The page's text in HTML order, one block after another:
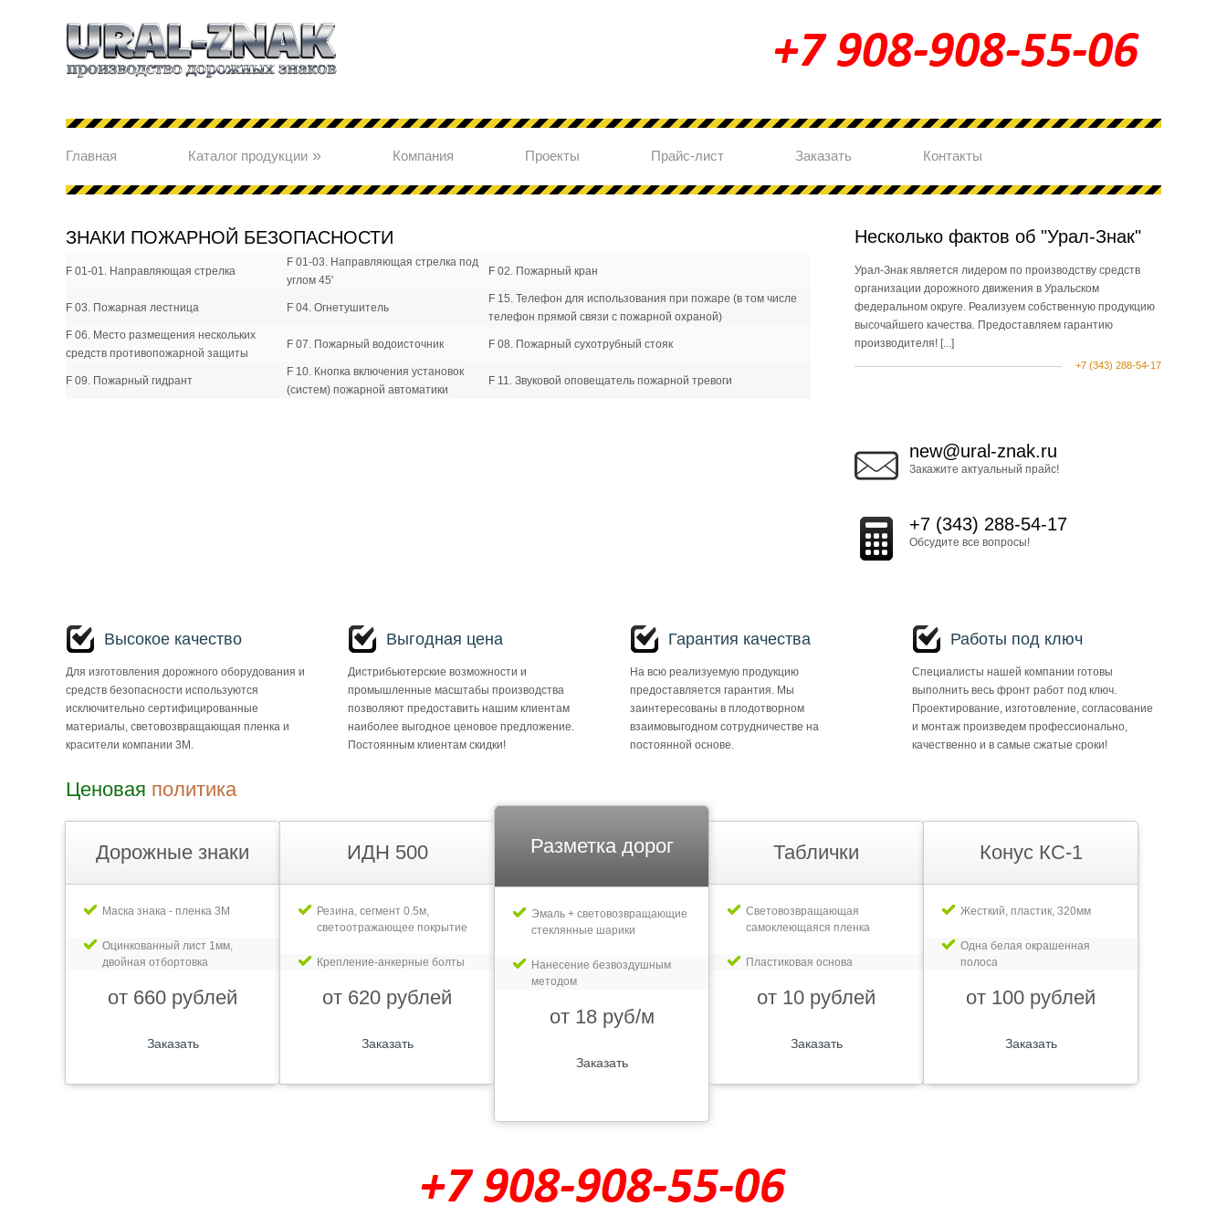
Главная Каталог продукции » Компания Проекты Прайс-лист Заказать Контакты
ЗНАКИ ПОЖАРНОЙ БЕЗОПАСНОСТИ
F 01-01. Направляющая стрелка
F 01-03. Направляющая стрелка под
углом 45'
F 02. Пожарный кран
F 03. Пожарная лестница F 04. Огнетушитель
F 15. Телефон для использования при пожаре (в том числе
телефон прямой связи с пожарной охраной)
F 06. Место размещения нескольких
средств противопожарной защиты
F 07. Пожарный водоисточник F 08. Пожарный сухотрубный стояк
F 09. Пожарный гидрант
F 10. Кнопка включения установок
(систем) пожарной автоматики
F 11. Звуковой оповещатель пожарной тревоги
Несколько фактов об "Урал-Знак"
Урал-Знак является лидером по производству средств
организации дорожного движения в Уральском
федеральном округе. Реализуем собственную продукцию
высочайшего качества. Предоставляем гарантию
производителя! [...]
+7 (343) 288-54-17
new@ural-znak.ru
Закажите актуальный прайс!
+7 (343) 288-54-17
Обсудите все вопросы!
Высокое качество
Для изготовления дорожного оборудования и
средств безопасности используются
исключительно сертифицированные
материалы, световозвращающая пленка и
красители компании 3М.
Выгодная цена
Дистрибьютерские возможности и
промышленные масштабы производства
позволяют предоставить нашим клиентам
наиболее выгодное ценовое предложение.
Постоянным клиентам скидки!
Гарантия качества
На всю реализуемую продукцию
предоставляется гарантия. Мы
заинтересованы в плодотворном
взаимовыгодном сотрудничестве на
постоянной основе.
Работы под ключ
Специалисты нашей компании готовы
выполнить весь фронт работ под ключ.
Проектирование, изготовление, согласование
и монтаж произведем профессионально,
качественно и в самые сжатые сроки!
Ценовая политика
Дорожные знаки
Маска знака - пленка 3М
Оцинкованный лист 1мм,
двойная отбортовка
от 660 рублей
Заказать
ИДН 500
Резина, сегмент 0.5м,
светоотражающее покрытие
Крепление-анкерные болты
от 620 рублей
Заказать
Разметка дорог
Эмаль + световозвращающие
стеклянные шарики
Нанесение безвоздушным
методом
от 18 руб/м
Заказать
Таблички
Световозвращающая
самоклеющаяся пленка
Пластиковая основа
от 10 рублей
Заказать
Конус КС-1
Жесткий, пластик, 320мм
Одна белая окрашенная
полоса
от 100 рублей
Заказать